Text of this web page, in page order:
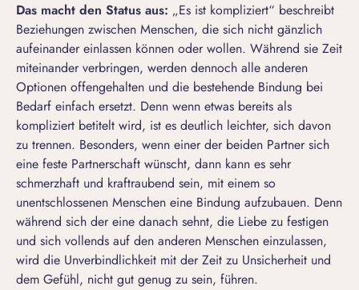
Das macht den Status aus: „Es ist kompliziert“ beschreibt
Beziehungen zwischen Menschen, die sich nicht gänzlich
aufeinander einlassen können oder wollen. Während sie Zeit
miteinander verbringen, werden dennoch alle anderen
Optionen offengehalten und die bestehende Bindung bei
Bedarf einfach ersetzt. Denn wenn etwas bereits als
kompliziert betitelt wird, ist es deutlich leichter, sich davon
zu trennen. Besonders, wenn einer der beiden Partner sich
eine feste Partnerschaft wünscht, dann kann es sehr
schmerzhaft und kraftraubend sein, mit einem so
unentschlossenen Menschen eine Bindung aufzubauen. Denn
während sich der eine danach sehnt, die Liebe zu festigen
und sich vollends auf den anderen Menschen einzulassen,
wird die Unverbindlichkeit mit der Zeit zu Unsicherheit und
dem Gefühl, nicht gut genug zu sein, führen.